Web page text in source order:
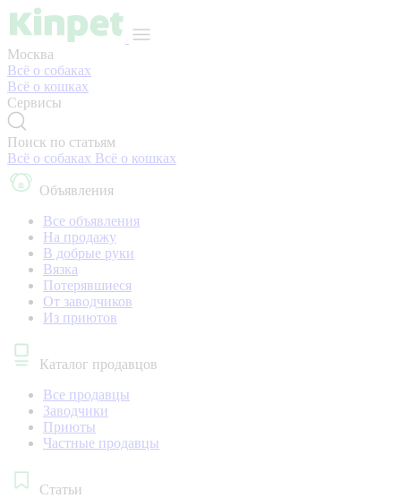
Москва
Всё о собаках
Всё о кошках
Сервисы
Поиск по статьям
Всё о собаках Всё о кошках
Объявления
Все объявления
На продажу
В добрые руки
Вязка
Потерявшиеся
От заводчиков
Из приютов
Каталог продавцов
Все продавцы
Заводчики
Приюты
Частные продавцы
Статьи